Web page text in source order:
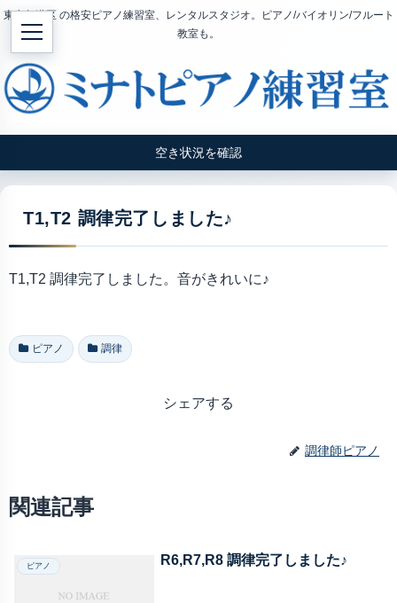
東京都港区 の格安ピアノ練習室、レンタルスタジオ。ピアノ/バイオリン/フルート
教室も。
空き状況を確認
T1,T2 調律完了しました♪
T1,T2 調律完了しました。音がきれいに♪
ピアノ 調律
シェアする
調律師ピアノ
関連記事
ピアノ R6,R7,R8 調律完了しました♪